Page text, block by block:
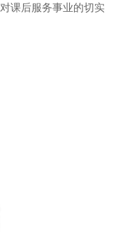
课后服务事业的切实